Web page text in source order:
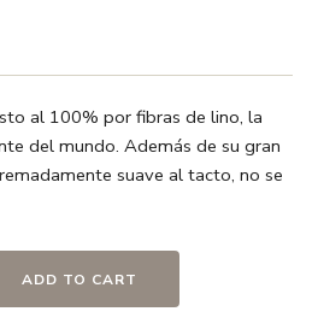
al 100% por fibras de lino, la
del mundo. Además de su gran
suave al tacto, no se
por eso el lino es uno de
producción es sostenible, usa
ADD TO CART